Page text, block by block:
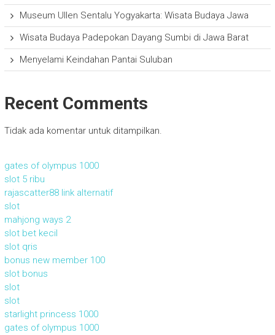
Museum Ullen Sentalu Yogyakarta: Wisata Budaya Jawa
Wisata Budaya Padepokan Dayang Sumbi di Jawa Barat
Menyelami Keindahan Pantai Suluban
Recent Comments
Tidak ada komentar untuk ditampilkan.
gates of olympus 1000
slot 5 ribu
rajascatter88 link alternatif
slot
mahjong ways 2
slot bet kecil
slot qris
bonus new member 100
slot bonus
slot
slot
starlight princess 1000
gates of olympus 1000